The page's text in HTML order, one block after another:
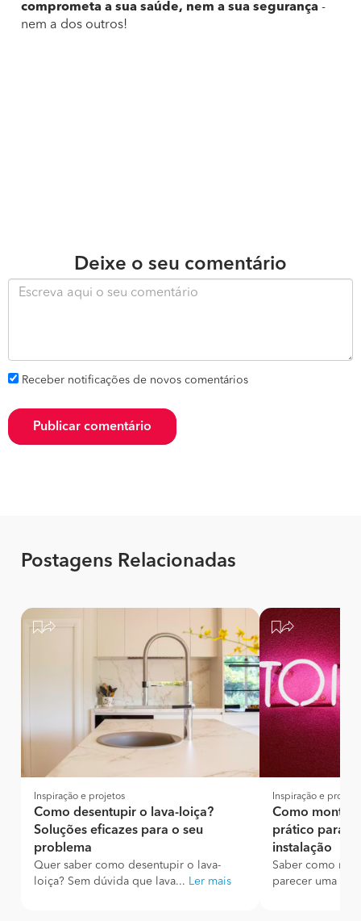
comprometa a sua saúde, nem a sua segurança -
nem a dos outros!
Deixe o seu comentário
Receber notificações de novos comentários
Publicar comentário
Postagens Relacionadas
Inspiração e projetos
Como desentupir o lava-loiça?
Soluções eficazes para o seu
problema
Quer saber como desentupir o lava-
loiça? Sem dúvida que lava... Ler mais
Inspiração e
Como montar
prático para
instalação
Saber como
parecer uma